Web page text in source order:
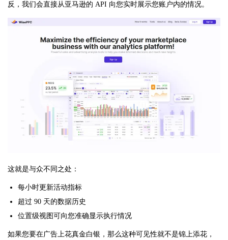
反，我们会直接从亚马逊的 API 向您实时展示您账户内的情况。
这就是与众不同之处：
每小时更新活动指标
超过 90 天的数据历史
位置级视图可向您准确显示执行情况
如果您要在广告上花真金白银，那么这种可见性就不是锦上添花，